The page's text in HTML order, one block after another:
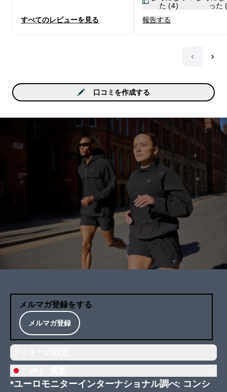
すべてのレビューを見る
満腹感があり空腹が和ら
す！！ チョコ、メープルシロッ
し！ メープルシロップは
控えめが好きな人はいい
果物トッピングでちょう
物！！！！！！！！って
る時におすすめです！
た (4)
った
報告する
口コミを作成する
メルマガ登録をする
メルマガ登録
*ユーロモニターインターナショナル調べ; コンシ